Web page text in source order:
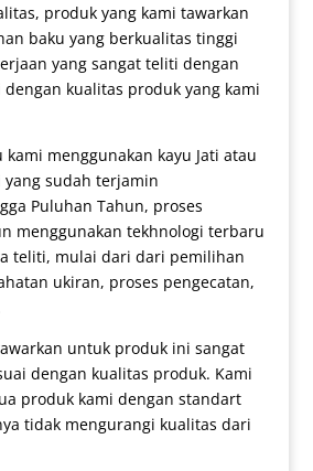
produk yang kami tawarkan
baku yang berkualitas tinggi
yang sangat teliti dengan
dengan kualitas produk yang kami
menggunakan kayu Jati atau
sudah terjamin
Puluhan Tahun, proses
menggunakan tekhnologi terbaru
teliti, mulai dari dari pemilihan
ukiran, proses pengecatan,
untuk produk ini sangat
dengan kualitas produk. Kami
produk kami dengan standart
tidak mengurangi kualitas dari